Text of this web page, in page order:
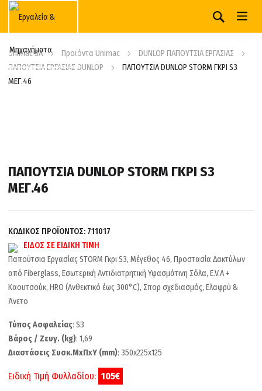
Unimac SA Προϊόντα Unimac
DUNLOP ΠΑΠΟΥΤΣΙΑ ΕΡΓΑΣΙΑΣ
ΠΑΠΟΥΤΣΙΑ ΕΡΓΑΣΙΑΣ DUNLOP
ΠΑΠΟΥΤΣΙΑ DUNLOP STORM ΓΚΡΙ S3
ΜΕΓ.46
ΠΑΠΟΥΤΣΙΑ DUNLOP STORM ΓΚΡΙ S3
ΜΕΓ.46
ΚΩΔΙΚΟΣ ΠΡΟΪΟΝΤΟΣ: 711017
ΕΙΔΟΣ ΣΕ ΕΙΔΙΚΗ ΤΙΜΗ
Παπούτσια Εργασίας STORM Γκρι S3, Μέγεθος 46, Προστασία Δακτύλων
από Fiberglass, Εσωτερική Αντιδιατρητική Υφασμάτινη Σόλα, E.V.A +
Καουτσούκ, HRO (Ανθεκτικό έως 300°C), Σπορ σχεδιασμός, Ελαφρύ &
Άνετο
Τύπος Ασφαλείας: S3
Βάρος / Ζευγ. (kg): 1,69
Διαστάσεις Συσκ.ΜxΠxΥ (mm): 350x225x125
Ειδική Τιμή Φυλλαδίου: 105€